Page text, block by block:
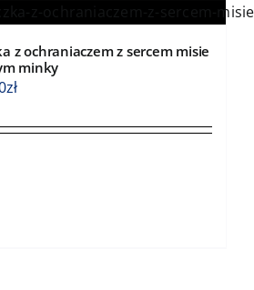
z ochraniaczem z sercem misie
minky
złZakres
od